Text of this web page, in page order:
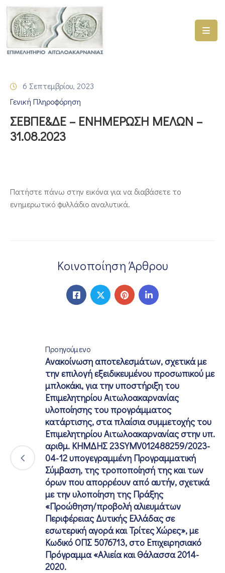
ΑΡΧΙΚΗ
ΓΕΜΗ
–
ΠΡΟΓΡΑΜΜΑΤΑ
ΕΤΑΙΡΕΙΕΣ
6 Σεπτεμβρίου, 2023
Γενική Πληροφόρηση
ΣΕΒΠΕ&ΔΕ – ΕΝΗΜΕΡΩΣΗ ΜΕΛΩΝ –
31.08.2023
Πατήστε πάνω στην εικόνα για να διαβάσετε το
ενημερωτικό φυλλάδιο αναλυτικά.
Κοινοποίηση Άρθρου
Προηγούμενο
Ανακοίνωση αποτελεσμάτων, σχετικά με
την επιλογή εξειδικευμένου προσωπικού με
μπλοκάκι, για την υποστήριξη του
Επιμελητηρίου Αιτωλοακαρνανίας
υλοποίησης του προγράμματος
κατάρτισης, στα πλαίσια συμμετοχής του
Επιμελητηρίου Αιτωλοακαρνανίας στην υπ.
αριθμ. ΚΗΜΔΗΣ 23SYMV012488259/2023-
04-12 υπογεγραμμένη Προγραμματική
Σύμβαση, της τροποποίησή της και των
όρων που απορρέουν από αυτήν, σχετικά
με την υλοποίηση της Πράξης
«Προώθηση/προβολή αλιευμάτων
Περιφέρειας Δυτικής Ελλάδας σε
εσωτερική αγορά και Τρίτες Χώρες», με
Κωδικό ΟΠΣ 5076713, στο Επιχειρησιακό
Πρόγραμμα «Αλιεία και Θάλασσα 2014-
2020.